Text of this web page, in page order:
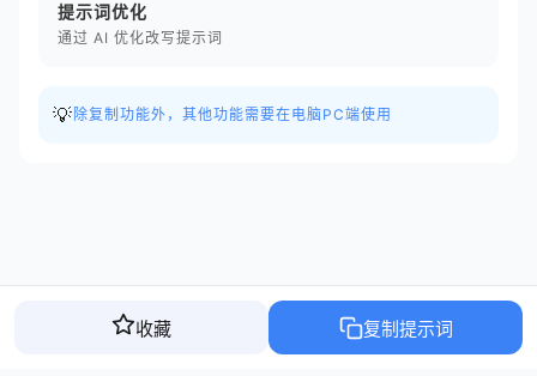
提示词优化
通过 AI 优化改写提示词
💡 除复制功能外，其他功能需要在电脑PC端使用
收藏 复制提示词